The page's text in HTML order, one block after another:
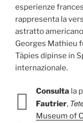
esperienze
rappresenta la
astratto
Georges Mathieu
Tàpies dipinse in
internazionale.
Consulta la
Fautrier,
Museum of